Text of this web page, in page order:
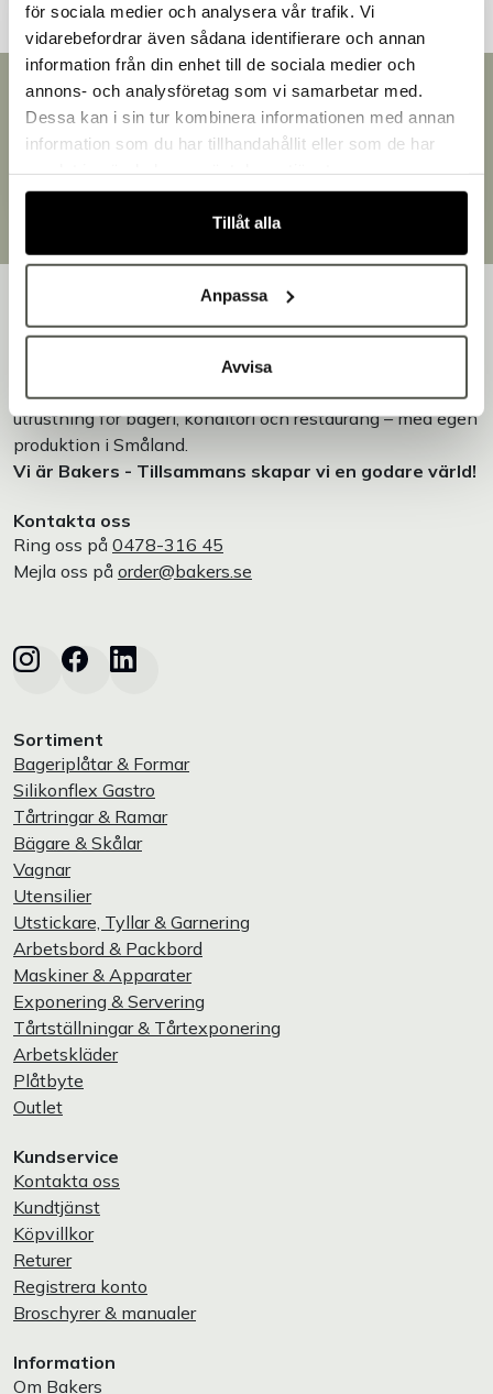
för sociala medier och analysera vår trafik. Vi
vidarebefordrar även sådana identifierare och annan
information från din enhet till de sociala medier och
annons- och analysföretag som vi samarbetar med.
Dessa kan i sin tur kombinera informationen med annan
information som du har tillhandahållit eller som de har
Tillåt alla
Anpassa
Avvisa
Snabb leverans
Leverans inom 3-5 arbetsdagar.
Brett sortiment
Över 30 000 produkter
Egen produktion
Designat och tillverkat i Småland
Bakers är en helhetsleverantör av professionell
utrustning för bageri, konditori och restaurang – med egen
produktion i Småland.
Vi är Bakers - Tillsammans skapar vi en godare värld!
Kontakta oss
Ring oss på 0478-316 45
Mejla oss på order@bakers.se
Sortiment
Bageriplåtar & Formar
Silikonflex Gastro
Tårtringar & Ramar
Bägare & Skålar
Vagnar
Utensilier
Utstickare, Tyllar & Garnering
Arbetsbord & Packbord
Maskiner & Apparater
Exponering & Servering
Tårtställningar & Tårtexponering
Arbetskläder
Plåtbyte
Outlet
Kundservice
Kontakta oss
Kundtjänst
Köpvillkor
Returer
Registrera konto
Broschyrer & manualer
Information
Om Bakers
Välkommen till Bakers!
Handlar du som företag eller privatperson?
Fortsätt som privatperson